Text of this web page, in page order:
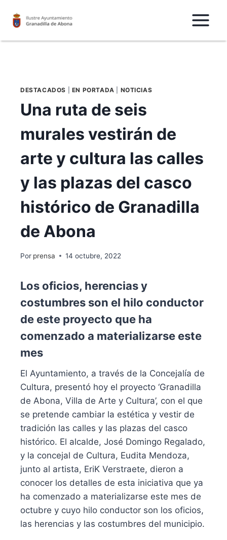
DESTACADOS EN PORTADA NOTICIAS
Una ruta de seis
murales vestirán de
arte y cultura las calles
y las plazas del casco
histórico de Granadilla
de Abona
Por prensa 14 octubre, 2022
Los oficios, herencias y
costumbres son el hilo conductor
de este proyecto que ha
comenzado a materializarse este
mes
El Ayuntamiento, a través de la Concejalía de
Cultura, presentó hoy el proyecto ‘Granadilla
de Abona, Villa de Arte y Cultura’, con el que
se pretende cambiar la estética y vestir de
tradición las calles y las plazas del casco
histórico. El alcalde, José Domingo Regalado,
y la concejal de Cultura, Eudita Mendoza,
junto al artista, EriK Verstraete, dieron a
conocer los detalles de esta iniciativa que ya
ha comenzado a materializarse este mes de
octubre y cuyo hilo conductor son los oficios,
las herencias y las costumbres del municipio.